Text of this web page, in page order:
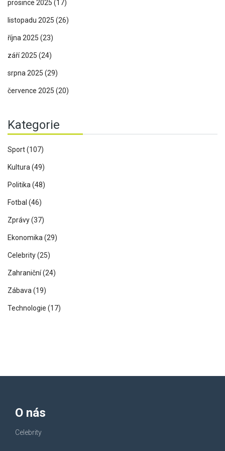
prosince 2025 (17)
listopadu 2025 (26)
října 2025 (23)
září 2025 (24)
srpna 2025 (29)
července 2025 (20)
Kategorie
Sport(107)
Kultura(49)
Politika(48)
Fotbal (46)
Zprávy(37)
Ekonomika(29)
Celebrity(25)
Zahraniční(24)
Zábava(19)
Technologie (17)
O nás
Celebrity